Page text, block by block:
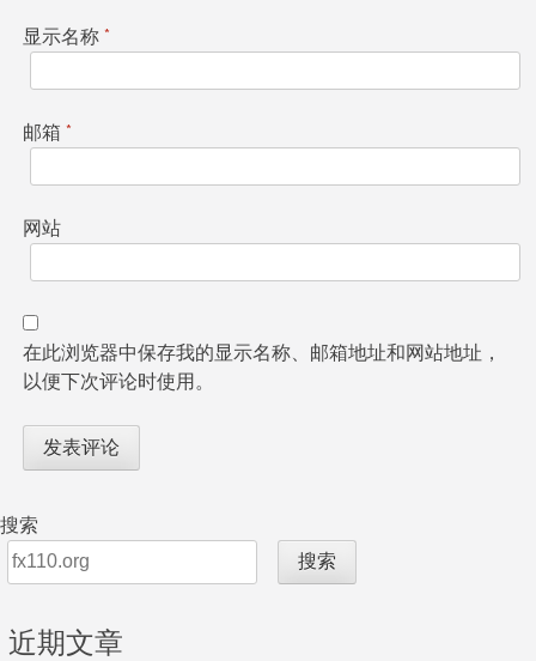
显示名称 *
邮箱 *
网站
在此浏览器中保存我的显示名称、邮箱地址和网站地址，
以便下次评论时使用。
搜索
搜索
近期文章